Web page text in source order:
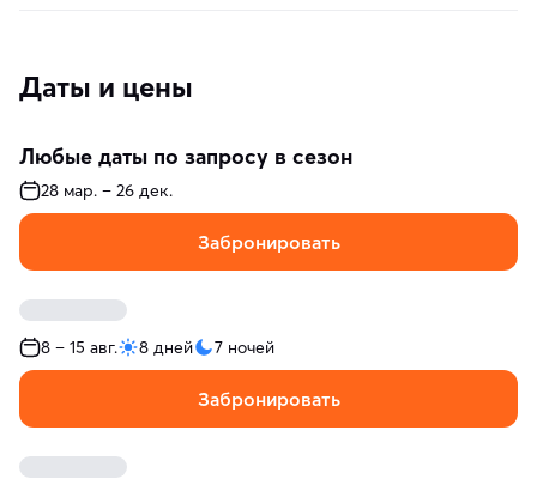
Даты и цены
Любые даты по запросу в сезон
28 мар. – 26 дек.
Забронировать
8 – 15 авг. 8 дней 7 ночей
Забронировать